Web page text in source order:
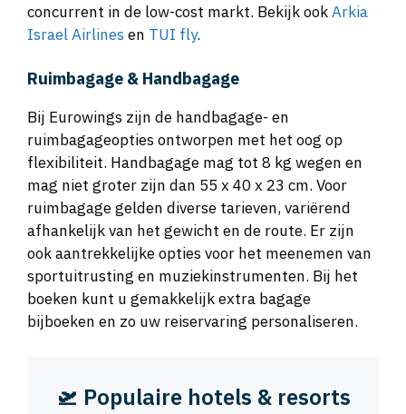
concurrent in de low-cost markt. Bekijk ookArkia
Israel Airlines en TUI fly.
Ruimbagage & Handbagage
Bij Eurowings zijn de handbagage- en
ruimbagageopties ontworpen met het oog op
flexibiliteit. Handbagage mag tot 8 kg wegen en
mag niet groter zijn dan 55 x 40 x 23 cm. Voor
ruimbagage gelden diverse tarieven, variërend
afhankelijk van het gewicht en de route. Er zijn
ook aantrekkelijke opties voor het meenemen van
sportuitrusting en muziekinstrumenten. Bij het
boeken kunt u gemakkelijk extra bagage
bijboeken en zo uw reiservaring personaliseren.
🛫 Populaire hotels & resorts